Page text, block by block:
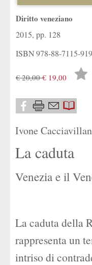
Diritto veneziano
2015, pp. 128
ISBN978-88-7115-
€ 20,00€ 19,00
Lista
Ivone
La caduta
Venezia e il
La caduta della
rappresenta un
intriso di